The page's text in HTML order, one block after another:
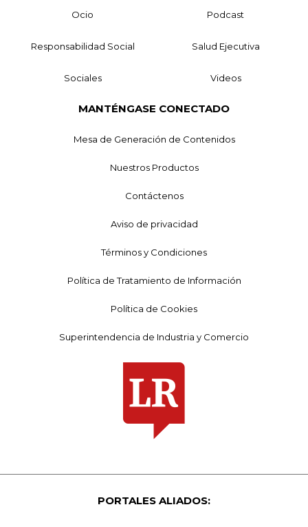
Ocio Podcast
Responsabilidad Social Salud Ejecutiva
Sociales Videos
MANTÉNGASE CONECTADO
Mesa de Generación de Contenidos
Nuestros Productos
Contáctenos
Aviso de privacidad
Términos y Condiciones
Política de Tratamiento de Información
Política de Cookies
Superintendencia de Industria y Comercio
PORTALES ALIADOS: